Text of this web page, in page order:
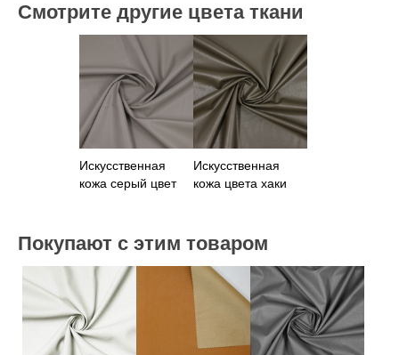
Смотрите другие цвета ткани
Искусственная
кожа серый цвет
Искусственная
кожа цвета хаки
Покупают с этим товаром